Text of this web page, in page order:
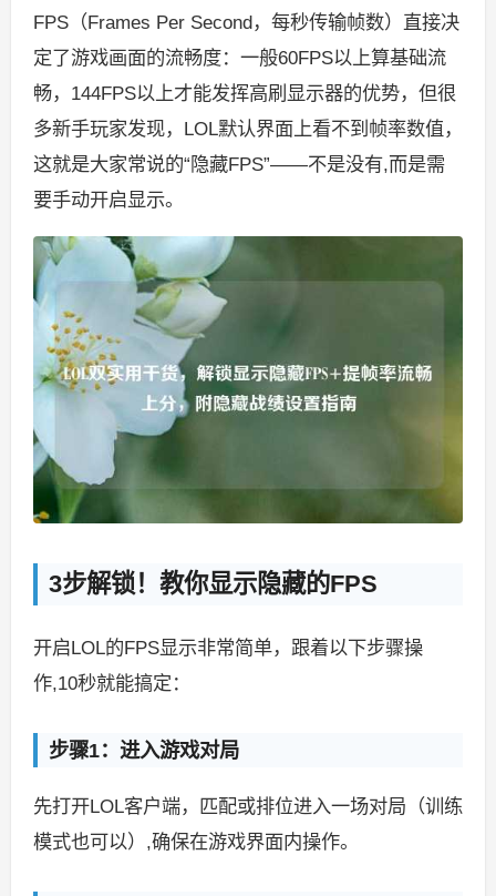
FPS（Frames Per Second，每秒传输帧数）直接决
定了游戏画面的流畅度：一般60FPS以上算基础流
畅，144FPS以上才能发挥高刷显示器的优势，但很
多新手玩家发现，LOL默认界面上看不到帧率数值，
这就是大家常说的“隐藏FPS”——不是没有,而是需
要手动开启显示。
3步解锁！教你显示隐藏的FPS
开启LOL的FPS显示非常简单，跟着以下步骤操
作,10秒就能搞定：
步骤1：进入游戏对局
先打开LOL客户端，匹配或排位进入一场对局（训练
模式也可以）,确保在游戏界面内操作。